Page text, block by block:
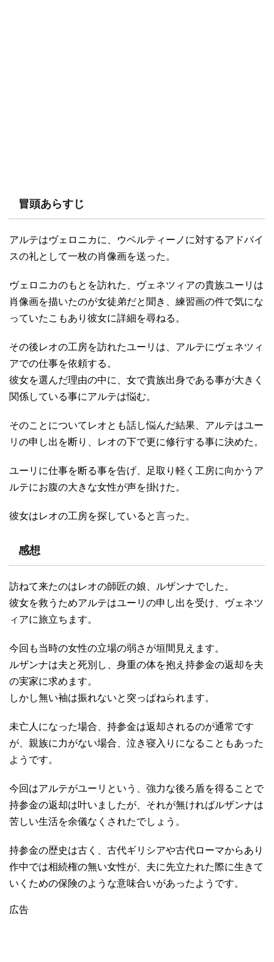
冒頭あらすじ
アルテはヴェロニカに、ウベルティーノに対するアドバイ
スの礼として一枚の肖像画を送った。
ヴェロニカのもとを訪れた、ヴェネツィアの貴族ユーリは
肖像画を描いたのが女徒弟だと聞き、練習画の件で気にな
っていたこもあり彼女に詳細を尋ねる。
その後レオの工房を訪れたユーリは、アルテにヴェネツィ
アでの仕事を依頼する。
彼女を選んだ理由の中に、女で貴族出身である事が大きく
関係している事にアルテは悩む。
そのことについてレオとも話し悩んだ結果、アルテはユー
リの申し出を断り、レオの下で更に修行する事に決めた。
ユーリに仕事を断る事を告げ、足取り軽く工房に向かうア
ルテにお腹の大きな女性が声を掛けた。
彼女はレオの工房を探していると言った。
感想
訪ねて来たのはレオの師匠の娘、ルザンナでした。
彼女を救うためアルテはユーリの申し出を受け、ヴェネツ
ィアに旅立ちます。
今回も当時の女性の立場の弱さが垣間見えます。
ルザンナは夫と死別し、身重の体を抱え持参金の返却を夫
の実家に求めます。
しかし無い袖は振れないと突っぱねられます。
未亡人になった場合、持参金は返却されるのが通常です
が、親族に力がない場合、泣き寝入りになることもあった
ようです。
今回はアルテがユーリという、強力な後ろ盾を得ることで
持参金の返却は叶いましたが、それが無ければルザンナは
苦しい生活を余儀なくされたでしょう。
持参金の歴史は古く、古代ギリシアや古代ローマからあり
作中では相続権の無い女性が、夫に先立たれた際に生きて
いくための保険のような意味合いがあったようです。
広告